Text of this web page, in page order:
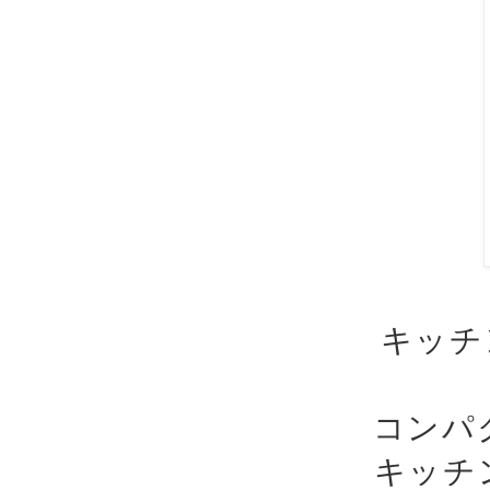
キッ
コン
キッチ